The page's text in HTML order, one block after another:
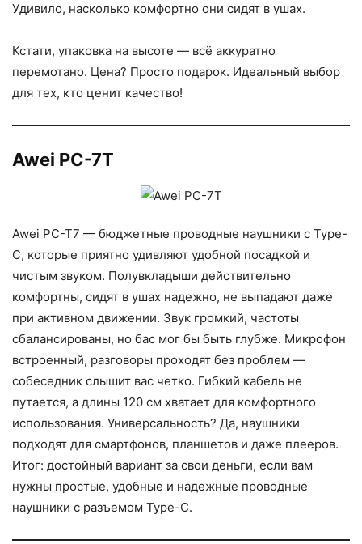
Удивило, насколько комфортно они сидят в ушах.
Кстати, упаковка на высоте — всё аккуратно
перемотано. Цена? Просто подарок. Идеальный выбор
для тех, кто ценит качество!
Awei PC-7T
Awei PC-T7 — бюджетные проводные наушники с Type-
C, которые приятно удивляют удобной посадкой и
чистым звуком. Полувкладыши действительно
комфортны, сидят в ушах надежно, не выпадают даже
при активном движении. Звук громкий, частоты
сбалансированы, но бас мог бы быть глубже. Микрофон
встроенный, разговоры проходят без проблем —
собеседник слышит вас четко. Гибкий кабель не
путается, а длины 120 см хватает для комфортного
использования. Универсальность? Да, наушники
подходят для смартфонов, планшетов и даже плееров.
Итог: достойный вариант за свои деньги, если вам
нужны простые, удобные и надежные проводные
наушники с разъемом Type-C.